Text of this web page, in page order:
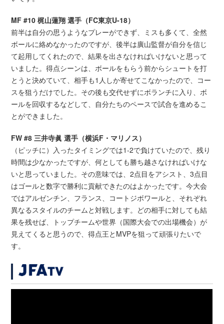
MF #10 梶山蓮翔 選手（FC東京U-18）
前半は自分の思うようなプレーができず、ミスも多くて、全然
ボールに絡めなかったのですが、後半は廣山監督が自分を信じ
て起用してくれたので、結果を出さなければいけないと思って
いました。得点シーンは、ボールをもらう前からシュートを打
とうと決めていて、相手も1人しか寄せてこなかったので、コー
スを狙うだけでした。その後も交代せずにボランチに入り、ボ
ールを回収するなどして、自分たちのペースで試合を進めるこ
とができました。
FW #8 三井寺眞 選手（横浜F・マリノス）
（ピッチに）入ったタイミングでは1-2で負けていたので、残り
時間は少なかったですが、何としても勝ち越さなければいけな
いと思っていました。その意味では、2点目をアシスト、3点目
はゴールと数字で勝利に貢献できたのはよかったです。今大会
ではアルゼンチン、フランス、コートジボワールと、それぞれ
異なるスタイルのチームと対戦します。どの相手に対しても結
果を残せば、トップチームや世界（国際大会での出場機会）が
見えてくると思うので、得点王とMVPを狙って頑張りたいで
す。